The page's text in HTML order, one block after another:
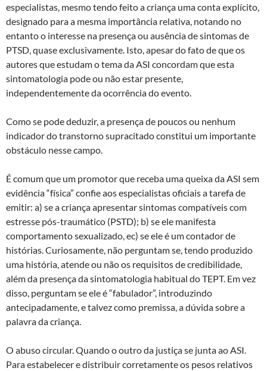
especialistas, mesmo tendo feito a criança uma conta explícito,
designado para a mesma importância relativa, notando no
entanto o interesse na presença ou ausência de sintomas de
PTSD, quase exclusivamente. Isto, apesar do fato de que os
autores que estudam o tema da ASI concordam que esta
sintomatologia pode ou não estar presente,
independentemente da ocorrência do evento.
Como se pode deduzir, a presença de poucos ou nenhum
indicador do transtorno supracitado constitui um importante
obstáculo nesse campo.
É comum que um promotor que receba uma queixa da ASI sem
evidência “física” confie aos especialistas oficiais a tarefa de
emitir: a) se a criança apresentar sintomas compatíveis com
estresse pós-traumático (PSTD); b) se ele manifesta
comportamento sexualizado, ec) se ele é um contador de
histórias. Curiosamente, não perguntam se, tendo produzido
uma história, atende ou não os requisitos de credibilidade,
além da presença da sintomatologia habitual do TEPT. Em vez
disso, perguntam se ele é “fabulador”, introduzindo
antecipadamente, e talvez como premissa, a dúvida sobre a
palavra da criança.
O abuso circular. Quando o outro da justiça se junta ao ASI.
Para estabelecer e distribuir corretamente os pesos relativos